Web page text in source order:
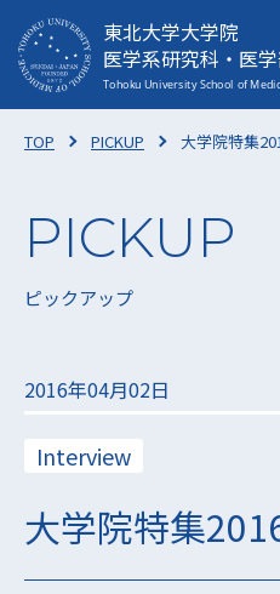
東北大学大学院
医学系研究科・医
TOP PICKUP 大学院特集
ピックアップ
2016年04月02日
Interview
大学院特集